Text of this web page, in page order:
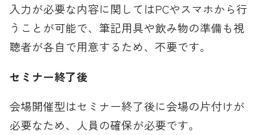
入力が必要な内容に関してはPCやスマホから行
うことが可能で、筆記用具や飲み物の準備も視
聴者が各自で用意するため、不要です。
セミナー終了後
会場開催型はセミナー終了後に会場の片付けが
必要なため、人員の確保が必要です。